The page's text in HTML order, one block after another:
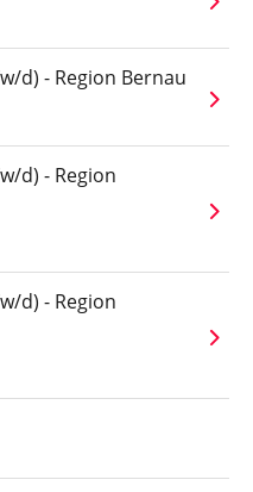
d) - Region Bernau
d) - Region
d) - Region